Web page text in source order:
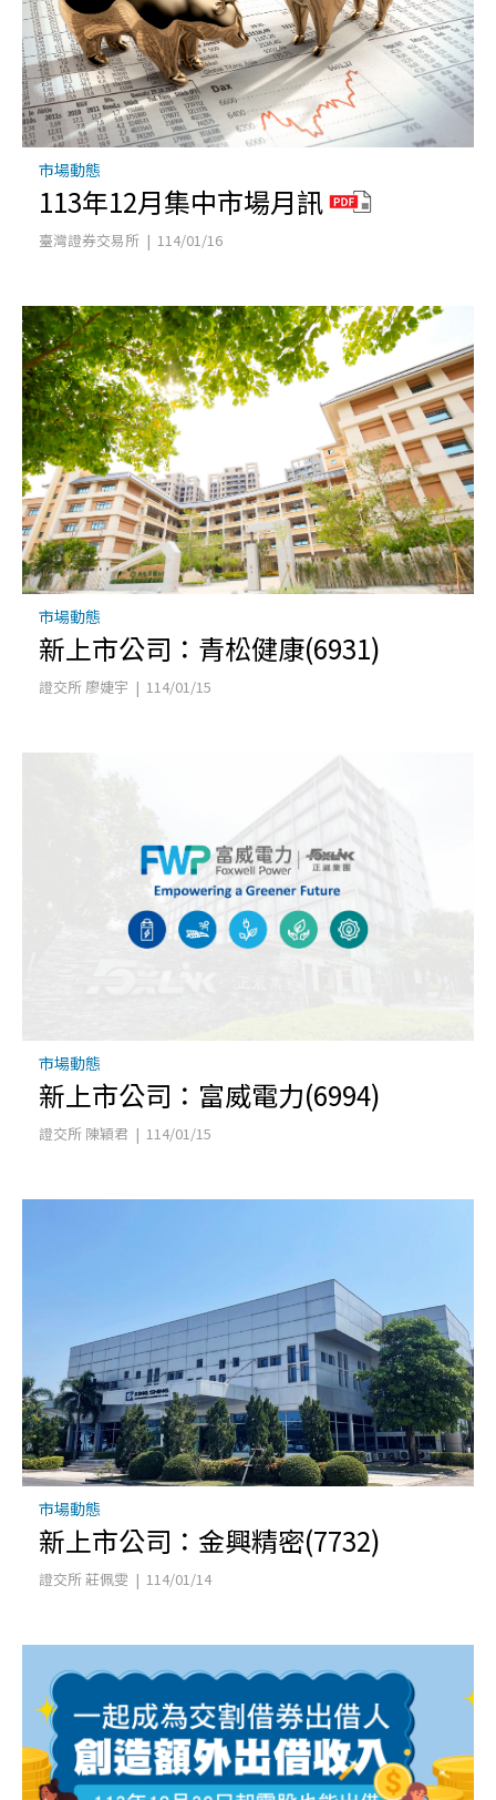
市場動態
113年12月集中市場月訊
臺灣證券交易所 | 114/01/16
市場動態
新上市公司：青松健康(6931)
證交所 廖婕宇 | 114/01/15
市場動態
新上市公司：富威電力(6994)
證交所 陳穎君 | 114/01/15
市場動態
新上市公司：金興精密(7732)
證交所 莊佩雯 | 114/01/14